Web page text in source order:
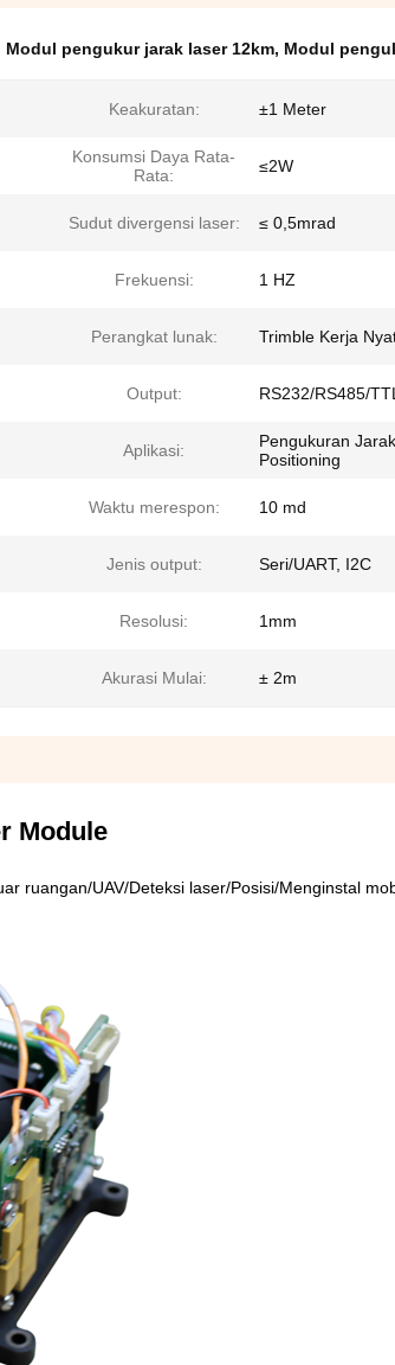
Modul pengukur jarak laser 12km, Modul
Keakuratan: ±1 Meter
Konsumsi Daya Rata-
Rata:
≤2W
Sudut divergensi laser: ≤ 0,5mrad
Frekuensi: 1 HZ
Perangkat lunak: Trimble Kerja
Output: RS232/RS485/TTL
Aplikasi:
Pengukuran
Positioning
Waktu merespon: 10 md
Jenis output: Seri/UART, I2C
Resolusi: 1mm
Akurasi Mulai: ± 2m
Module
ruangan/UAV/Deteksi laser/Posisi/Menginstal